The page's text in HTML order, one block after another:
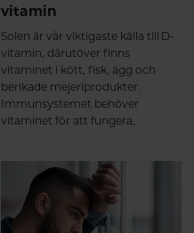
vitamin
Solen är vår viktigaste källa till D-
vitamin, därutöver finns
vitaminet i kött, fisk, ägg och
berikade mejeriprodukter.
Immunsystemet behöver
vitaminet för att fungera,
D-vitamin och symptom på
depression. Här får du veta mer
om varför det är så viktigt att
tillgodose sitt behov av D-